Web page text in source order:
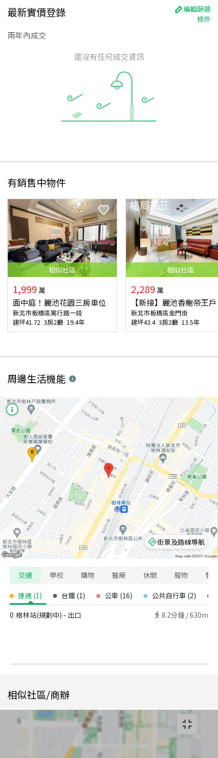
最新實價登錄
編輯篩選
條件
兩年內成交
還沒有任何成交資訊
有銷售中物件
相似社區
1,999 萬
面中庭！麗池花園三房車位
新北市板橋區篤行路一段
建坪41.72 3房2廳 19.4年
相似社區
2,289 萬
【新接】麗池香榭帝王戶
新北市板橋區金門街
建坪43.4 3房2廳 13.5年
周邊生活機能
街景及路線導航
交通 學校 購物 醫療 休閒 寵物 警
捷運 (1) 台鐵 (1) 公車 (16) 公共自行車 (2)
0 樹林站(規劃中) - 出口 8.2分鐘 /630m
相似社區/商辦